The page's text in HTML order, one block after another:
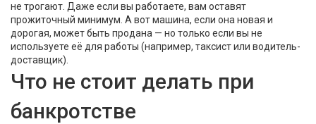
не трогают. Даже если вы работаете, вам оставят
прожиточный минимум. А вот машина, если она новая и
дорогая, может быть продана — но только если вы не
используете её для работы (например, таксист или водитель-
доставщик).
Что не стоит делать при
банкротстве